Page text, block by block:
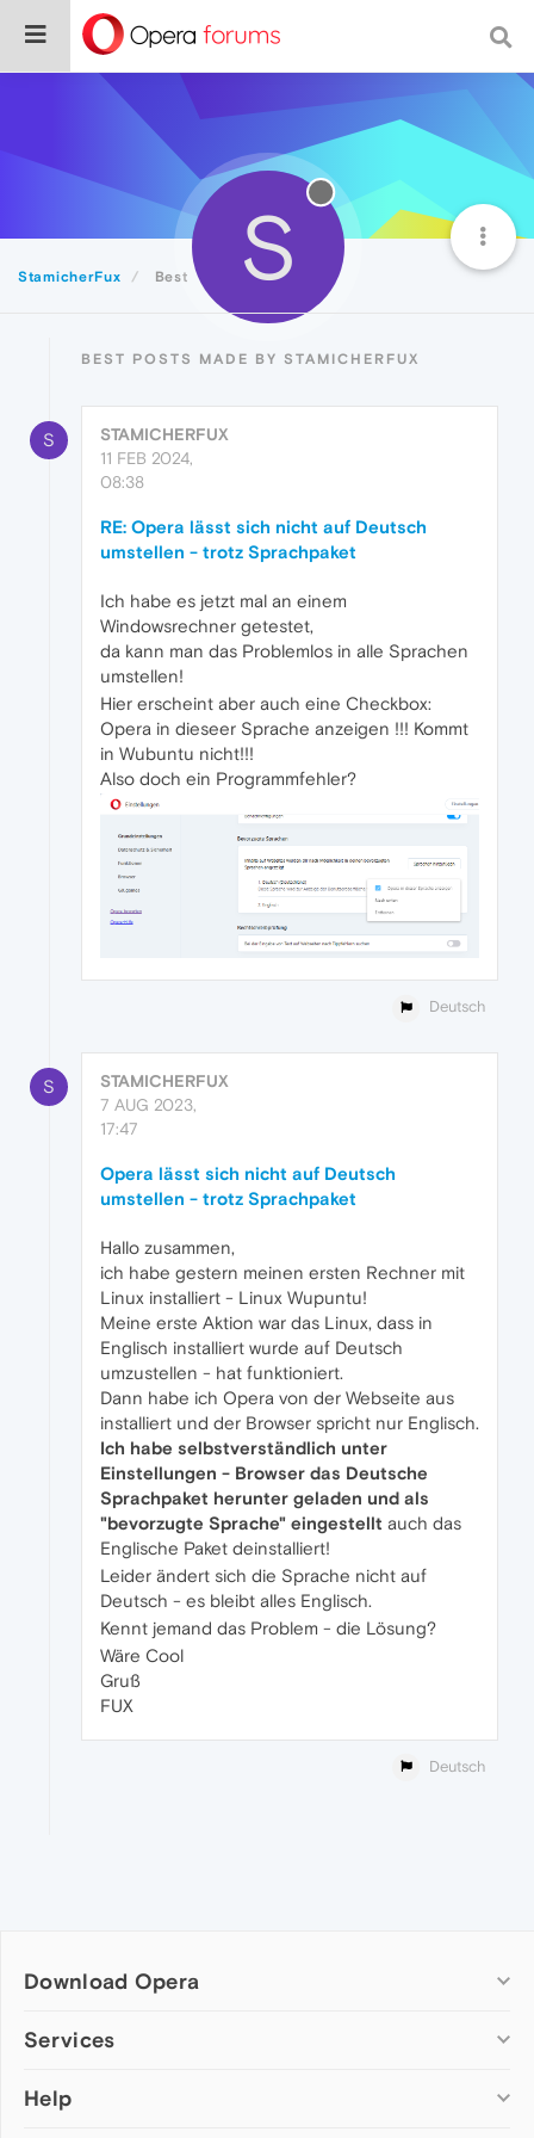
StamicherFux Best S
BEST POSTS MADE BY STAMICHERFUX
S
STAMICHERFUX
11 FEB 2024,
08:38
RE: Opera lässt sich nicht auf Deutsch
umstellen - trotz Sprachpaket
Ich habe es jetzt mal an einem
Windowsrechner getestet,
da kann man das Problemlos in alle Sprachen
umstellen!
Hier erscheint aber auch eine Checkbox:
Opera in dieseer Sprache anzeigen !!! Kommt
in Wubuntu nicht!!!
Also doch ein Programmfehler?
Deutsch
S
STAMICHERFUX
7 AUG 2023,
17:47
Opera lässt sich nicht auf Deutsch
umstellen - trotz Sprachpaket
Hallo zusammen,
ich habe gestern meinen ersten Rechner mit
Linux installiert - Linux Wupuntu!
Meine erste Aktion war das Linux, dass in
Englisch installiert wurde auf Deutsch
umzustellen - hat funktioniert.
Dann habe ich Opera von der Webseite aus
installiert und der Browser spricht nur Englisch.
Ich habe selbstverständlich unter
Einstellungen - Browser das Deutsche
Sprachpaket herunter geladen und als
"bevorzugte Sprache" eingestellt auch das
Englische Paket deinstalliert!
Leider ändert sich die Sprache nicht auf
Deutsch - es bleibt alles Englisch.
Kennt jemand das Problem - die Lösung?
Wäre Cool
Gruß
FUX
Deutsch
Download Opera
Computer browsers
Opera for Mac
Services
Add-ons
Help